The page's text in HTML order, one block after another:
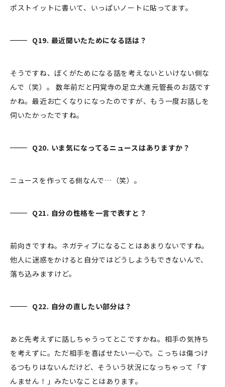
ポストイットに書いて、いっぱいノートに貼ってます。
Q19. 最近聞いたためになる話は？
そうですね、ぼくがためになる話を考えないといけない側な
んで（笑）。 数年前だと円覚寺の足立大進元管長のお話です
かね。最近お亡くなりになったのですが、もう一度お話しを
伺いたかったですね。
Q20. いま気になってるニュースはありますか？
ニュースを作ってる側なんで…（笑）。
Q21. 自分の性格を一言で表すと？
前向きですね。ネガティブになることはあまりないですね。
他人に迷惑をかけると自分ではどうしようもできないんで、
落ち込みますけど。
Q22. 自分の直したい部分は？
あと先考えずに話しちゃうってとこですかね。相手の気持ち
を考えずに。ただ相手を喜ばせたい一心で。こっちは傷つけ
るつもりはないんだけど、そういう状況になっちゃって「す
んません！」みたいなことはあります。